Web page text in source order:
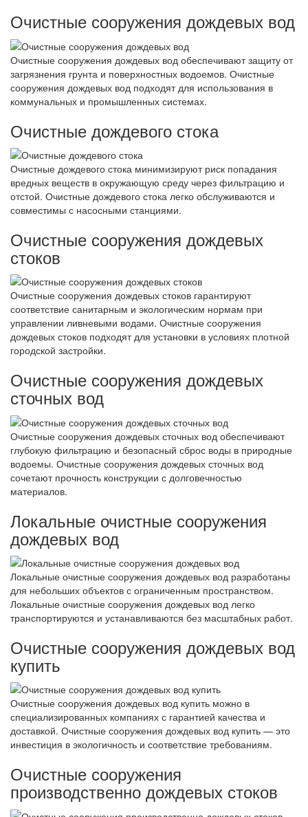
Очистные сооружения дождевых вод
Очистные сооружения дождевых вод обеспечивают защиту от
загрязнения грунта и поверхностных водоемов. Очистные
сооружения дождевых вод подходят для использования в
коммунальных и промышленных системах.
Очистные дождевого стока
Очистные дождевого стока минимизируют риск попадания
вредных веществ в окружающую среду через фильтрацию и
отстой. Очистные дождевого стока легко обслуживаются и
совместимы с насосными станциями.
Очистные сооружения дождевых
стоков
Очистные сооружения дождевых стоков гарантируют
соответствие санитарным и экологическим нормам при
управлении ливневыми водами. Очистные сооружения
дождевых стоков подходят для установки в условиях плотной
городской застройки.
Очистные сооружения дождевых
сточных вод
Очистные сооружения дождевых сточных вод обеспечивают
глубокую фильтрацию и безопасный сброс воды в природные
водоемы. Очистные сооружения дождевых сточных вод
сочетают прочность конструкции с долговечностью
материалов.
Локальные очистные сооружения
дождевых вод
Локальные очистные сооружения дождевых вод разработаны
для небольших объектов с ограниченным пространством.
Локальные очистные сооружения дождевых вод легко
транспортируются и устанавливаются без масштабных работ.
Очистные сооружения дождевых вод
купить
Очистные сооружения дождевых вод купить можно в
специализированных компаниях с гарантией качества и
доставкой. Очистные сооружения дождевых вод купить — это
инвестиция в экологичность и соответствие требованиям.
Очистные сооружения
производственно дождевых стоков